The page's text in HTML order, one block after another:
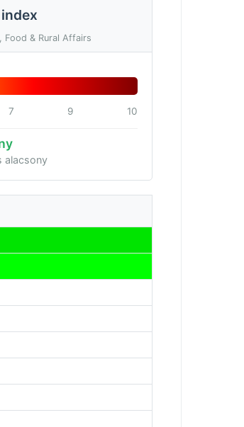
index
Food & Rural Affairs
7 9 10
alacsony